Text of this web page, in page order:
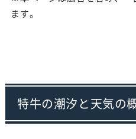
ます。
特牛の潮汐と天気の